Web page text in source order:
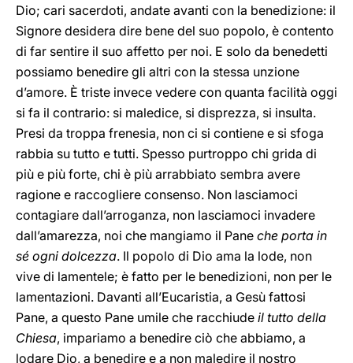
Dio; cari sacerdoti, andate avanti con la benedizione: il
Signore desidera dire bene del suo popolo, è contento
di far sentire il suo affetto per noi. E solo da benedetti
possiamo benedire gli altri con la stessa unzione
d’amore. È triste invece vedere con quanta facilità oggi
si fa il contrario: si maledice, si disprezza, si insulta.
Presi da troppa frenesia, non ci si contiene e si sfoga
rabbia su tutto e tutti. Spesso purtroppo chi grida di
più e più forte, chi è più arrabbiato sembra avere
ragione e raccogliere consenso. Non lasciamoci
contagiare dall’arroganza, non lasciamoci invadere
dall’amarezza, noi che mangiamo il Pane che porta in
sé ogni dolcezza. Il popolo di Dio ama la lode, non
vive di lamentele; è fatto per le benedizioni, non per le
lamentazioni. Davanti all’Eucaristia, a Gesù fattosi
Pane, a questo Pane umile che racchiude il tutto della
Chiesa, impariamo a benedire ciò che abbiamo, a
lodare Dio, a benedire e a non maledire il nostro